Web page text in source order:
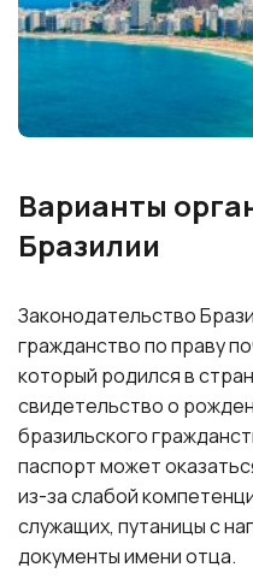
Варианты
Бразилии
Законодательство
гражданство по праву
который родился в
свидетельство о
бразильского
паспорт может
из-за слабой
служащих, путаницы с
документы имени отца.